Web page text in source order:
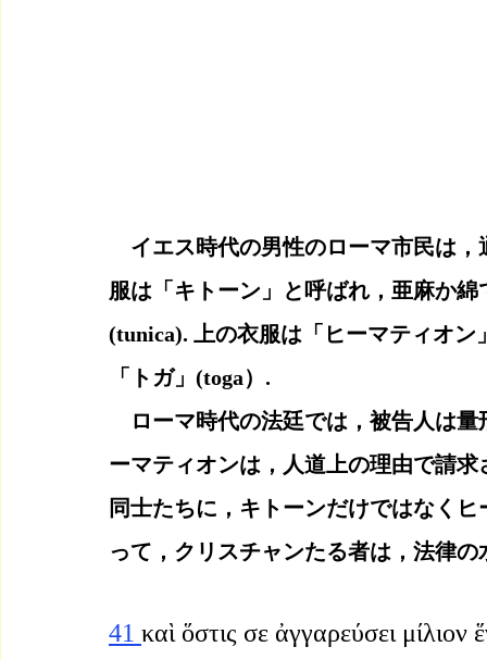
イエス時代の男性のローマ市民は，
服は「キトーン」と呼ばれ，亜麻か
(tunica). 上の衣服は「ヒーマティオ
「トガ」(toga）.
ローマ時代の法廷では，被告人は量
ーマティオンは，人道上の理由で請
同士たちに，キトーンだけではなく
って，クリスチャンたる者は，法律
41 καὶ ὅστις σε ἀγγαρεύσει μίλιον